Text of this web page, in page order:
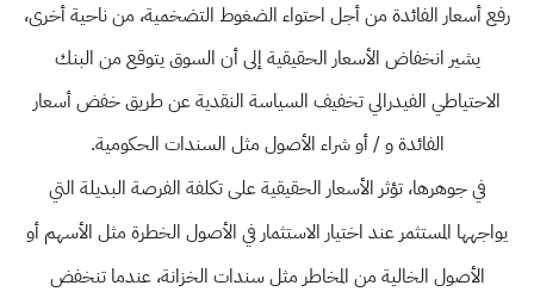
رفع أسعار الفائدة من أجل احتواء الضغوط التضخمية، من ناحية أخرى،
يشير انخفاض الأسعار الحقيقية إلى أن السوق يتوقع من البنك
الاحتياطي الفيدرالي تخفيف السياسة النقدية عن طريق خفض أسعار
الفائدة و / أو شراء الأصول مثل السندات الحكومية.
في جوهرها، تؤثر الأسعار الحقيقية على تكلفة الفرصة البديلة التي
يواجهها المستثمر عند اختيار الاستثمار في الأصول الخطرة مثل الأسهم أو
الأصول الخالية من المخاطر مثل سندات الخزانة، عندما تنخفض